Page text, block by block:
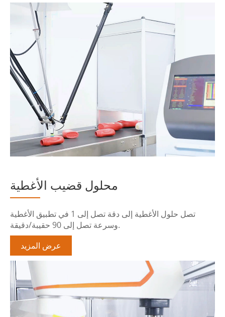
محلول قضيب الأغطية
تصل حلول الأغطية إلى دقة تصل إلى 1 في تطبيق الأغطية
وسرعة تصل إلى 90 حقيبة/دقيقة.
عرض المزيد